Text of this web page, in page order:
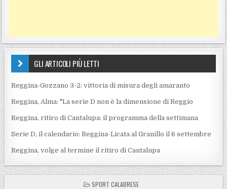
GLI ARTICOLI PIÙ LETTI
Reggina-Gozzano 3-2: vittoria di misura degli amaranto
Reggina, Alma: "La serie D non è la dimensione di Reggio
Reggina, ritiro di Cantalupa: il programma della settimana
Serie D, il calendario: Reggina-Licata al Granillo il 6 settembre
Reggina, volge al termine il ritiro di Cantalupa
POSTED IN
SPORT CALABRESE